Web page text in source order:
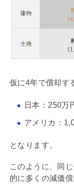
仮に4年で償却す
日本：250万
アメリカ：
となります。
このように、同
的に多くの減価償